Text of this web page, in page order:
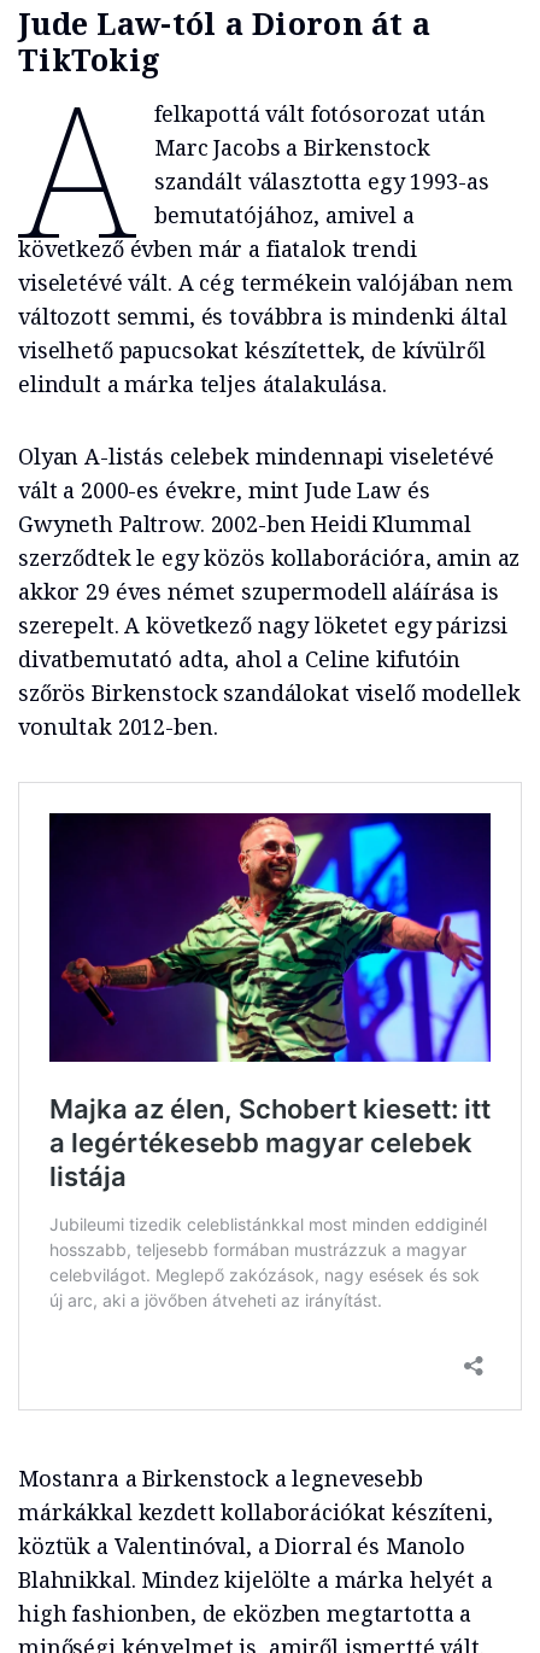
Jude Law-tól a Dioron át a
TikTokig
A
felkapottá vált fotósorozat után
Marc Jacobs a Birkenstock
szandált választotta egy 1993-as
bemutatójához, amivel a
következő évben már a fiatalok trendi
viseletévé vált. A cég termékein valójában nem
változott semmi, és továbbra is mindenki által
viselhető papucsokat készítettek, de kívülről
elindult a márka teljes átalakulása.
Olyan A-listás celebek mindennapi viseletévé
vált a 2000-es évekre, mint Jude Law és
Gwyneth Paltrow. 2002-ben Heidi Klummal
szerződtek le egy közös kollaborációra, amin az
akkor 29 éves német szupermodell aláírása is
szerepelt. A következő nagy löketet egy párizsi
divatbemutató adta, ahol a Celine kifutóin
szőrös Birkenstock szandálokat viselő modellek
vonultak 2012-ben.
Mostanra a Birkenstock a legnevesebb
márkákkal kezdett kollaborációkat készíteni,
köztük a Valentinóval, a Diorral és Manolo
Blahnikkal. Mindez kijelölte a márka helyét a
high fashionben, de eközben megtartotta a
minőségi kényelmet is, amiről ismertté vált.